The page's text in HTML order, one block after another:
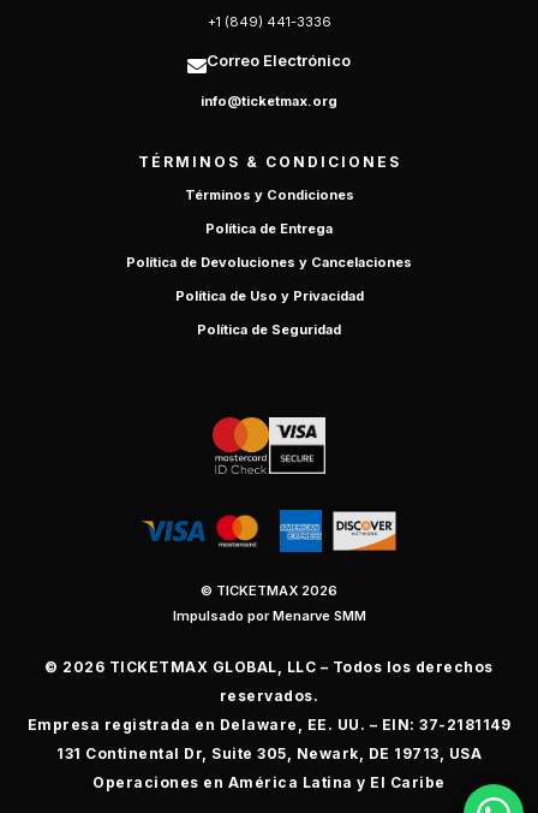
+1 (849) 441-3336
Correo Electrónico
info@ticketmax.org
TÉRMINOS & CONDICIONES
Términos y Condiciones
Política de Entrega
Política de Devoluciones y Cancelaciones
Política de Uso y Privacidad
Política de Seguridad
© TICKETMAX 2026
Impulsado por Menarve SMM
© 2026 TICKETMAX GLOBAL, LLC – Todos los derechos
reservados.
Empresa registrada en Delaware, EE. UU. – EIN: 37-2181149
131 Continental Dr, Suite 305, Newark, DE 19713, USA
Operaciones en América Latina y El Caribe